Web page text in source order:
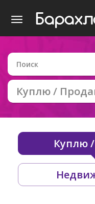
Куплю /
Куплю